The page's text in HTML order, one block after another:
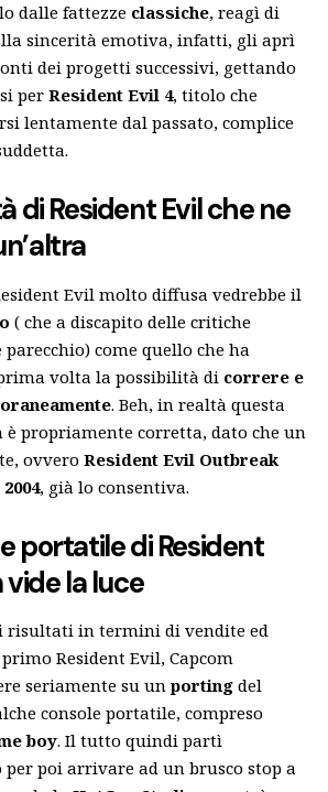
dalle fattezze classiche, reagì di
sincerità emotiva, infatti, gli aprì
dei progetti successivi, gettando
per Resident Evil 4, titolo che
lentamente dal passato, complice
di Resident Evil che ne
Evil molto diffusa vedrebbe il
( che a discapito delle critiche
come quello che ha
volta la possibilità di correre e
. Beh, in realtà questa
propriamente corretta, dato che un
ovvero Resident Evil Outbreak
2004, già lo consentiva.
portatile di Resident
vide la luce
risultati in termini di vendite ed
Resident Evil, Capcom
seriamente su unporting del
console portatile, compreso
boy. Il tutto quindi partì
poi arrivare ad un brusco stop a